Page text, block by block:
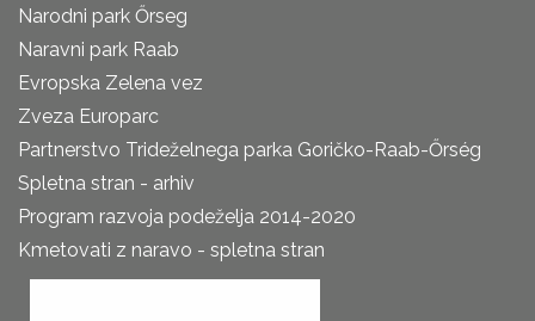
Narodni park Őrseg
Naravni park Raab
Evropska Zelena vez
Zveza Europarc
Partnerstvo Trideželnega parka Goričko-Raab-Őrség
Spletna stran - arhiv
Program razvoja podeželja 2014-2020
Kmetovati z naravo - spletna stran